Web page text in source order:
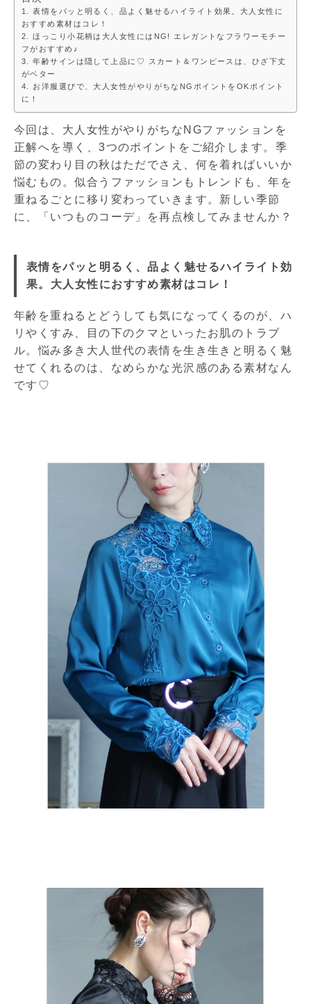
表情をパッと明るく、品よく魅せるハイライト効果。大人女性に
おすすめ素材はコレ！
ほっこり小花柄は大人女性にはNG! エレガントなフラワーモチー
フがおすすめ♪
年齢サインは隠して上品に♡ スカート＆ワンピースは、ひざ下丈
がベター
お洋服選びで、大人女性がやりがちなNGポイントをOKポイント
に！
今回は、大人女性がやりがちなNGファッションを
正解へを導く、3つのポイントをご紹介します。季
節の変わり目の秋はただでさえ、何を着ればいいか
悩むもの。似合うファッションもトレンドも、年を
重ねるごとに移り変わっていきます。新しい季節
に、「いつものコーデ」を再点検してみませんか？
表情をパッと明るく、品よく魅せるハイライト効
果。大人女性におすすめ素材はコレ！
年齢を重ねるとどうしても気になってくるのが、ハ
リやくすみ、目の下のクマといったお肌のトラブ
ル。悩み多き大人世代の表情を生き生きと明るく魅
せてくれるのは、なめらかな光沢感のある素材なん
です♡